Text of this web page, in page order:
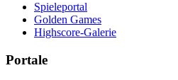
Spieleportal
Golden Games
Highscore-Galerie
Portale